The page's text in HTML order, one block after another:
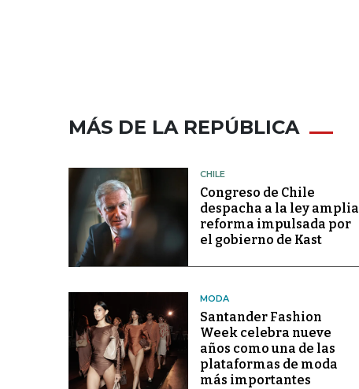
MÁS DE LA REPÚBLICA
CHILE
Congreso de Chile
despacha a la ley amplia
reforma impulsada por
el gobierno de Kast
MODA
Santander Fashion
Week celebra nueve
años como una de las
plataformas de moda
más importantes